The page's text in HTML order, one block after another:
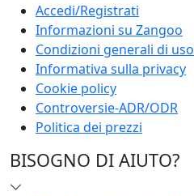
Accedi/Registrati
Informazioni su Zangoo
Condizioni generali di uso
Informativa sulla privacy
Cookie policy
Controversie-ADR/ODR
Politica dei prezzi
BISOGNO DI AIUTO?